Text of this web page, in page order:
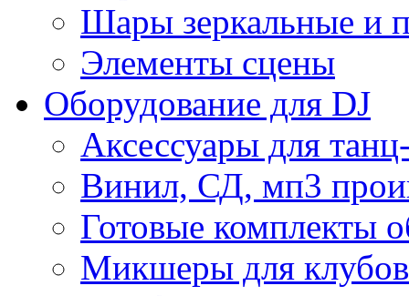
Шары зеркальные и
Элементы сцены
Оборудование для DJ
Аксессуары для
Винил, СД, мп3
Готовые комплекты
Микшеры для клубов